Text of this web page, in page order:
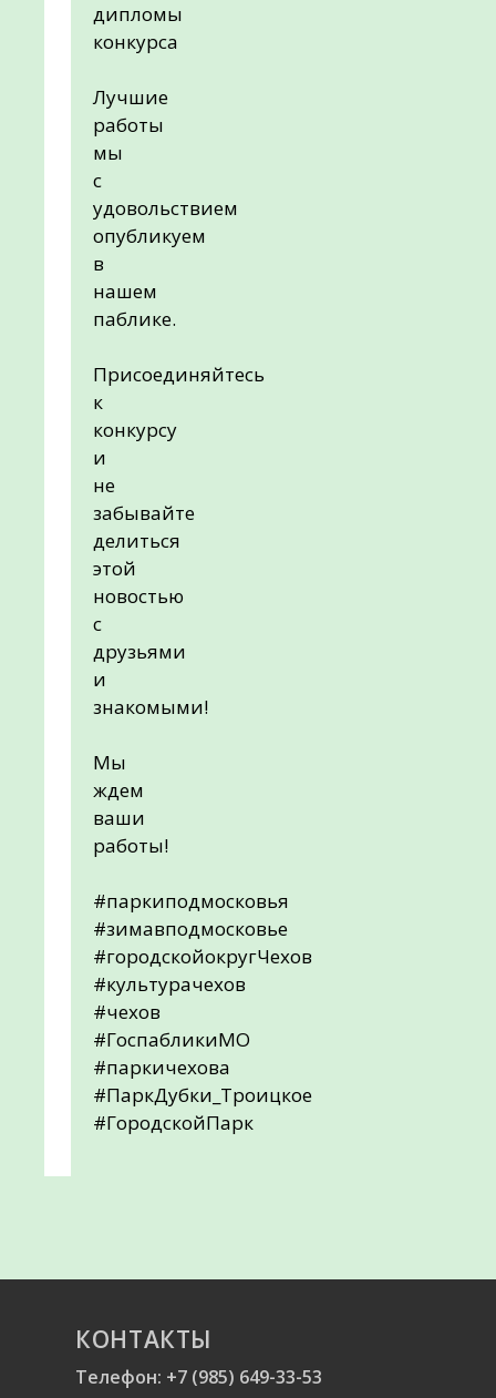
дипломы
конкурса
Лучшие
работы
мы
с
удовольствием
опубликуем
в
нашем
паблике.
Присоединяйтесь
к
конкурсу
и
не
забывайте
делиться
этой
новостью
с
друзьями
и
знакомыми!
Мы
ждем
ваши
работы!
#паркиподмосковья
#зимавподмосковье
#городскойокругЧехов
#культурачехов
#чехов
#ГоспабликиМО
#паркичехова
#ПаркДубки_Троицкое
#ГородскойПарк
КОНТАКТЫ
Телефон: +7 (985) 649-33-53